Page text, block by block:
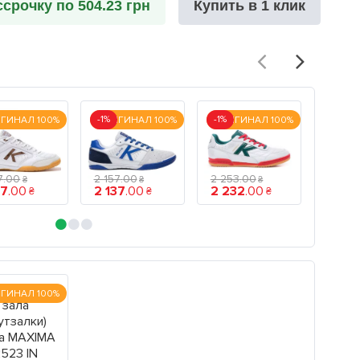
по 504.23 грн Купить в 1 клик
100%
.00 ₴
.00 ₴
ОРИГИНАЛ 100%
-1%
2 157.00 ₴
2 137.00 ₴
ОРИГИНАЛ 100%
-1%
2 253.00 ₴
2 232.00 ₴
100%